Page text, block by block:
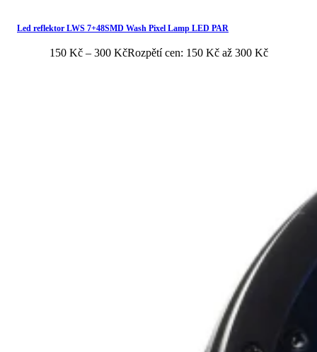
Led reflektor LWS 7+48SMD Wash Pixel Lamp LED PAR
150 Kč – 300 KčRozpětí cen: 150 Kč až 300 Kč